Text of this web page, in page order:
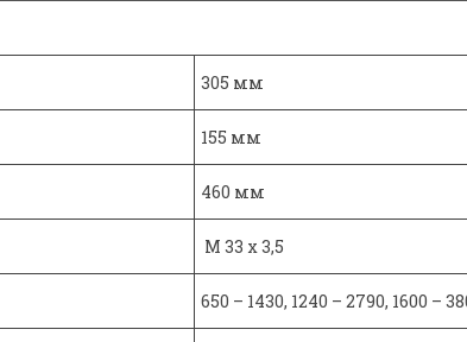
305 мм
155 мм
460 мм
M 33 x 3,5
650 – 1430, 1240 – 2790, 1600 –